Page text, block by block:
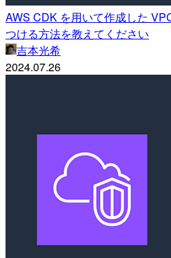
AWS CDK を用いて作成した
つける方法を教えてください
吉本光希
2024.07.26